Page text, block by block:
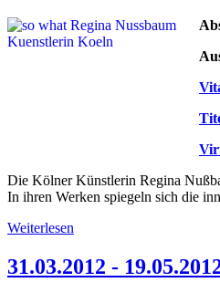
Die Kölner Künstlerin Regina
In ihren Werken spiegeln sich die
Weiterlesen
31.03.2012 -